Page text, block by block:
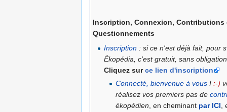
Inscription, Connexion, Contributions
Questionnements
Inscription : si ce n'est déjà fait, pour
Ékopédia, c'est gratuit, sans
Cliquez surce lien d'inscription
Connecté, bienvenue à vous! :-)
réalisez vos premiers pas de
ékopédien, en cheminant par ICI,